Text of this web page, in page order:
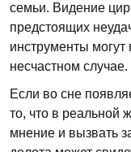
семьи. Видение
предстоящих
инструменты
несчастном случае.
Если во сне
то, что в реальной
мнение и вызвать